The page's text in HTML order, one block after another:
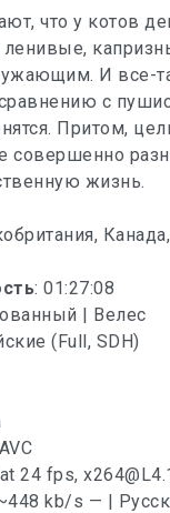
что у котов
ленивые,
И все-
с
Притом,
совершенно
жизнь.
: 01:27:08
| Велес
(Full, SDH)
24 fps,
kb/s — |